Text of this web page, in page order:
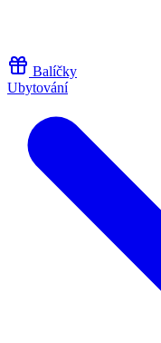
Balíčky
Ubytování